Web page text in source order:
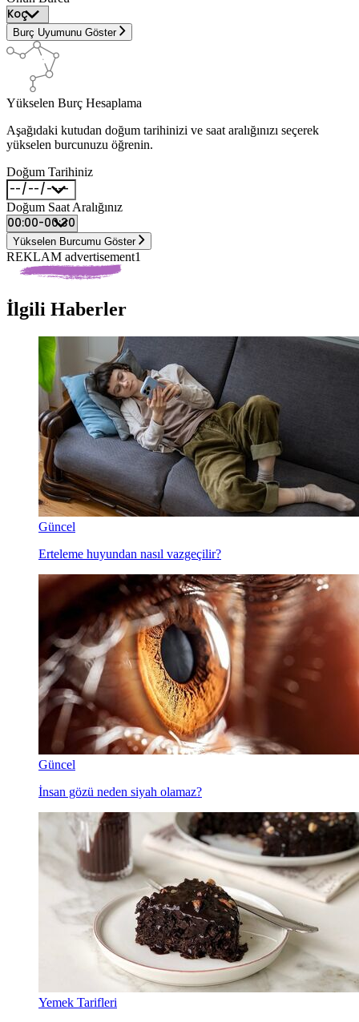
Burç Uyumunu Göster
Yükselen Burç Hesaplama
Aşağıdaki kutudan doğum tarihinizi ve saat aralığınızı seçerek
yükselen burcunuzu öğrenin.
Doğum Tarihiniz
Doğum Saat Aralığınız
Yükselen Burcumu Göster
REKLAM advertisement1
İlgili Haberler
Güncel
Erteleme huyundan nasıl vazgeçilir?
Güncel
İnsan gözü neden siyah olamaz?
Yemek Tarifleri